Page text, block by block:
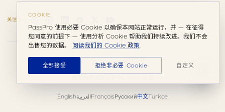
关注我们
© 2026 PassPro. 版权所有。
Englishالعربية FrançaisРусский中文Türkçe
COOKIE
PassPro 使用必要 Cookie 以确保本网站正常运行，并 — 在征得
您同意的前提下 — 使用分析 Cookie 帮助我们持续改进。我们不会
出售您的数据。
阅读我们的 Cookie 政策
全部接受 拒绝非必要 Cookie 自定义